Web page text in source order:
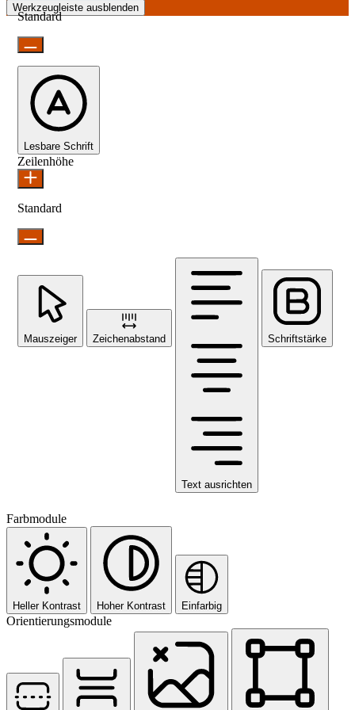
Werkzeugleiste ausblenden
Standard
Lesbare Schrift
Zeilenhöhe
Standard
Mauszeiger Zeichenabstand
Text ausrichten
Schriftstärke
Farbmodule
Heller Kontrast Hoher Kontrast Einfarbig
Orientierungsmodule